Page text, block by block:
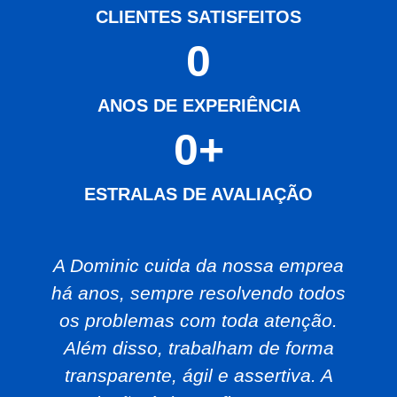
CLIENTES SATISFEITOS
ANOS DE EXPERIÊNCIA
0
ESTRALAS DE AVALIAÇÃO
0+
A Dominic cuida da nossa emprea
há anos, sempre resolvendo todos
os problemas com toda atenção.
Além disso, trabalham de forma
transparente, ágil e assertiva. A